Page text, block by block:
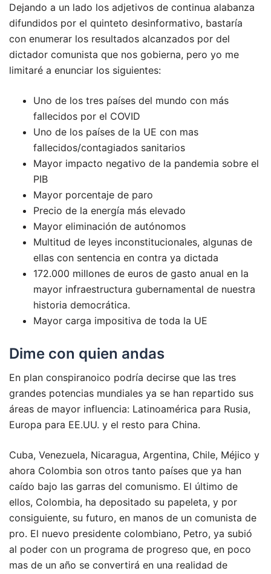
Dejando a un lado los adjetivos de continua alabanza
difundidos por el quinteto desinformativo, bastaría
con enumerar los resultados alcanzados por del
dictador comunista que nos gobierna, pero yo me
limitaré a enunciar los siguientes:
Uno de los tres países del mundo con más
fallecidos por el COVID
Uno de los países de la UE con mas
fallecidos/contagiados sanitarios
Mayor impacto negativo de la pandemia sobre el
PIB
Mayor porcentaje de paro
Precio de la energía más elevado
Mayor eliminación de autónomos
Multitud de leyes inconstitucionales, algunas de
ellas con sentencia en contra ya dictada
172.000 millones de euros de gasto anual en la
mayor infraestructura gubernamental de nuestra
historia democrática.
Mayor carga impositiva de toda la UE
Dime con quien andas
En plan conspiranoico podría decirse que las tres
grandes potencias mundiales ya se han repartido sus
áreas de mayor influencia: Latinoamérica para Rusia,
Europa para EE.UU. y el resto para China.
Cuba, Venezuela, Nicaragua, Argentina, Chile, Méjico y
ahora Colombia son otros tanto países que ya han
caído bajo las garras del comunismo. El último de
ellos, Colombia, ha depositado su papeleta, y por
consiguiente, su futuro, en manos de un comunista de
pro. El nuevo presidente colombiano, Petro, ya subió
al poder con un programa de progreso que, en poco
mas de un año se convertirá en una realidad de